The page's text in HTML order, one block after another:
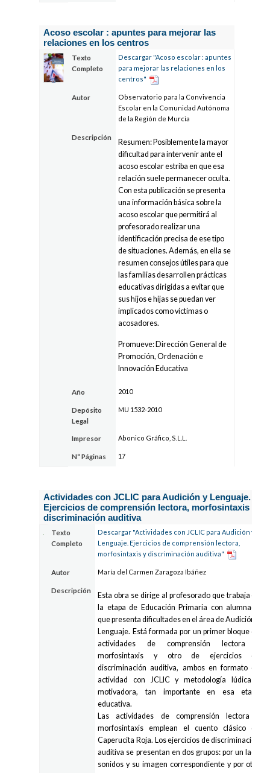
Acoso escolar : apuntes para mejorar las
relaciones en los centros
Texto
Completo
Descargar "Acoso escolar : apuntes
para mejorar las relaciones en los
centros"
Autor
Observatorio para la Convivencia
Escolar en la Comunidad Autónoma
de la Región de Murcia
Descripción
Resumen: Posiblemente la mayor
dificultad para intervenir ante el
acoso escolar estriba en que esa
relación suele permanecer oculta.
Con esta publicación se presenta
una información básica sobre la
acoso escolar que permitirá al
profesorado realizar una
identificación precisa de ese tipo
de situaciones. Además, en ella se
resumen consejos útiles para que
las familias desarrollen prácticas
educativas dirigidas a evitar que
sus hijos e hijas se puedan ver
implicados como víctimas o
acosadores.
Promueve: Dirección General de
Promoción, Ordenación e
Innovación Educativa
Año 2010
Depósito
Legal
MU 1532-2010
Impresor Abonico Gráfico, S.L.L.
Nº Páginas 17
Actividades con JCLIC para Audición y Lenguaje.
Ejercicios de comprensión lectora, morfosintaxis y
discriminación auditiva
Texto
Completo
Descargar "Actividades con JCLIC para Audición y
Lenguaje. Ejercicios de comprensión lectora,
morfosintaxis y discriminación auditiva"
Autor María del Carmen Zaragoza Ibáñez
Descripción
Esta obra se dirige al profesorado que trabaja en
la etapa de Educación Primaria con alumnado
que presenta dificultades en el área de Audición y
Lenguaje. Está formada por un primer bloque de
actividades de comprensión lectora y
morfosintaxis y otro de ejercicios de
discriminación auditiva, ambos en formato de
actividad con JCLIC y metodología lúdica y
motivadora, tan importante en esa etapa
educativa.
Las actividades de comprensión lectora y
morfosintaxis emplean el cuento clásico de
Caperucita Roja. Los ejercicios de discriminación
auditiva se presentan en dos grupos: por un lado
sonidos y su imagen correspondiente y por otro